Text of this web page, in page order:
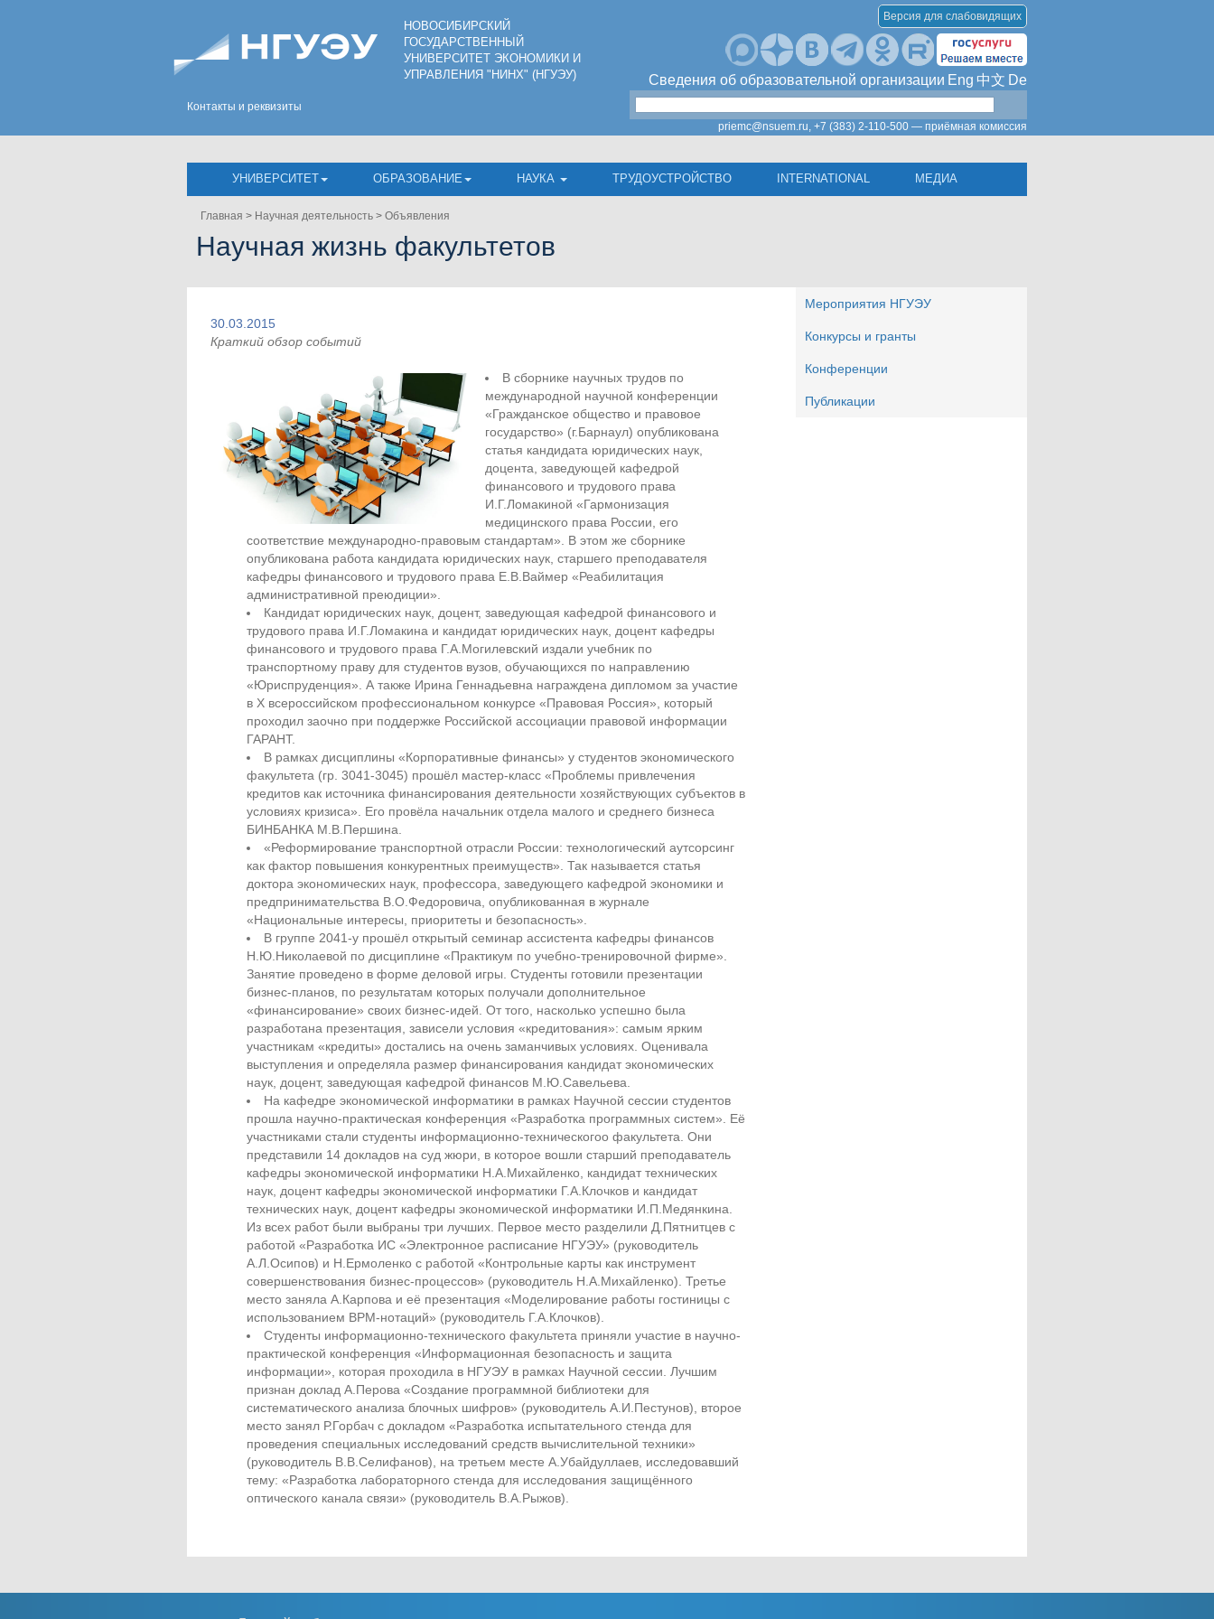
Контакты и реквизиты
НОВОСИБИРСКИЙ
ГОСУДАРСТВЕННЫЙ
УНИВЕРСИТЕТ ЭКОНОМИКИ И
УПРАВЛЕНИЯ "НИНХ" (НГУЭУ)
Версия для слабовидящих
Сведения об образовательной организации Eng 中文 De
priemc@nsuem.ru, +7 (383) 2-110-500 — приёмная комиссия
УНИВЕРСИТЕТ ОБРАЗОВАНИЕ НАУКА ТРУДОУСТРОЙСТВО INTERNATIONAL МЕДИА
Главная > Научная деятельность > Объявления
Научная жизнь факультетов
Мероприятия НГУЭУ
Конкурсы и гранты
Конференции
Публикации
30.03.2015
Краткий обзор событий
В сборнике научных трудов по
международной научной конференции
«Гражданское общество и правовое
государство» (г.Барнаул) опубликована
статья кандидата юридических наук,
доцента, заведующей кафедрой
финансового и трудового права
И.Г.Ломакиной «Гармонизация
медицинского права России, его
соответствие международно-правовым стандартам». В этом же сборнике
опубликована работа кандидата юридических наук, старшего преподавателя
кафедры финансового и трудового права Е.В.Ваймер «Реабилитация
административной преюдиции».
Кандидат юридических наук, доцент, заведующая кафедрой финансового и
трудового права И.Г.Ломакина и кандидат юридических наук, доцент кафедры
финансового и трудового права Г.А.Могилевский издали учебник по
транспортному праву для студентов вузов, обучающихся по направлению
«Юриспруденция». А также Ирина Геннадьевна награждена дипломом за участие
в Х всероссийском профессиональном конкурсе «Правовая Россия», который
проходил заочно при поддержке Российской ассоциации правовой информации
ГАРАНТ.
В рамках дисциплины «Корпоративные финансы» у студентов экономического
факультета (гр. 3041-3045) прошёл мастер-класс «Проблемы привлечения
кредитов как источника финансирования деятельности хозяйствующих субъектов в
условиях кризиса». Его провёла начальник отдела малого и среднего бизнеса
БИНБАНКА М.В.Першина.
«Реформирование транспортной отрасли России: технологический аутсорсинг
как фактор повышения конкурентных преимуществ». Так называется статья
доктора экономических наук, профессора, заведующего кафедрой экономики и
предпринимательства В.О.Федоровича, опубликованная в журнале
«Национальные интересы, приоритеты и безопасность».
В группе 2041-у прошёл открытый семинар ассистента кафедры финансов
Н.Ю.Николаевой по дисциплине «Практикум по учебно-тренировочной фирме».
Занятие проведено в форме деловой игры. Студенты готовили презентации
бизнес-планов, по результатам которых получали дополнительное
«финансирование» своих бизнес-идей. От того, насколько успешно была
разработана презентация, зависели условия «кредитования»: самым ярким
участникам «кредиты» достались на очень заманчивых условиях. Оценивала
выступления и определяла размер финансирования кандидат экономических
наук, доцент, заведующая кафедрой финансов М.Ю.Савельева.
На кафедре экономической информатики в рамках Научной сессии студентов
прошла научно-практическая конференция «Разработка программных систем». Её
участниками стали студенты информационно-техническогоо факультета. Они
представили 14 докладов на суд жюри, в которое вошли старший преподаватель
кафедры экономической информатики Н.А.Михайленко, кандидат технических
наук, доцент кафедры экономической информатики Г.А.Клочков и кандидат
технических наук, доцент кафедры экономической информатики И.П.Медянкина.
Из всех работ были выбраны три лучших. Первое место разделили Д.Пятнитцев с
работой «Разработка ИС «Электронное расписание НГУЭУ» (руководитель
А.Л.Осипов) и Н.Ермоленко с работой «Контрольные карты как инструмент
совершенствования бизнес-процессов» (руководитель Н.А.Михайленко). Третье
место заняла А.Карпова и её презентация «Моделирование работы гостиницы с
использованием BPM-нотаций» (руководитель Г.А.Клочков).
Студенты информационно-технического факультета приняли участие в научно-
практической конференция «Информационная безопасность и защита
информации», которая проходила в НГУЭУ в рамках Научной сессии. Лучшим
признан доклад А.Перова «Создание программной библиотеки для
систематического анализа блочных шифров» (руководитель А.И.Пестунов), второе
место занял Р.Горбач с докладом «Разработка испытательного стенда для
проведения специальных исследований средств вычислительной техники»
(руководитель В.В.Селифанов), на третьем месте А.Убайдуллаев, исследовавший
тему: «Разработка лабораторного стенда для исследования защищённого
оптического канала связи» (руководитель В.А.Рыжов).